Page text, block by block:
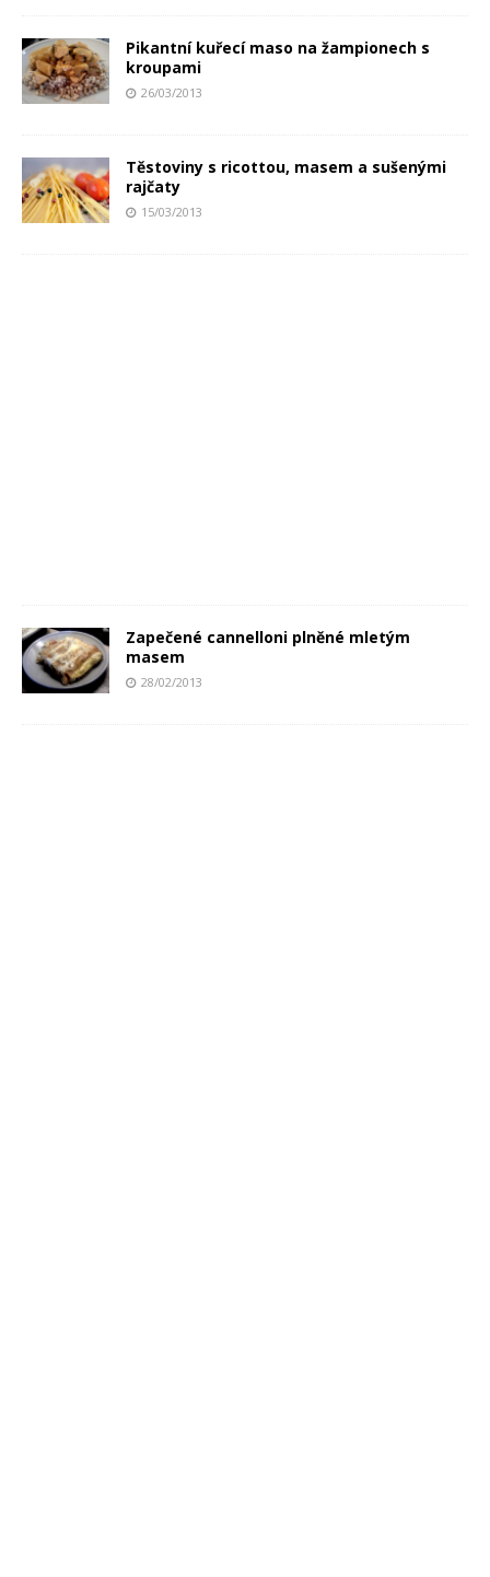
Pikantní kuřecí maso na žampionech s
kroupami
26/03/2013
Těstoviny s ricottou, masem a sušenými
rajčaty
15/03/2013
Zapečené cannelloni plněné mletým
masem
28/02/2013